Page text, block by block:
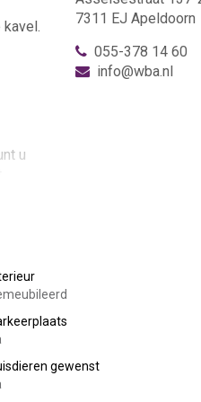
u
ook
7311 EJ Apeldoorn
055-378 14 60
info@wba.nl
gewenst